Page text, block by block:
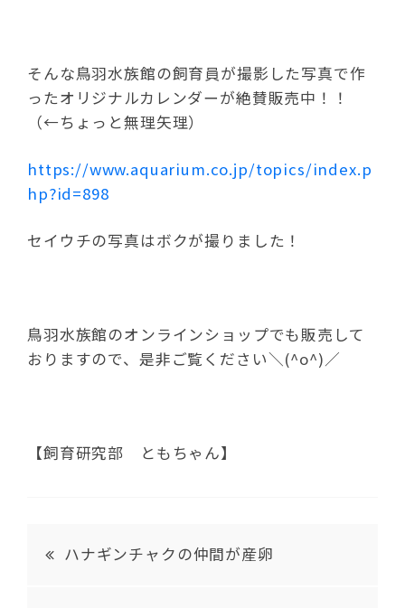
そんな鳥羽水族館の飼育員が撮影した写真で作
ったオリジナルカレンダーが絶賛販売中！！
（←ちょっと無理矢理）
https://www.aquarium.co.jp/topics/index.p
hp?id=898
セイウチの写真はボクが撮りました！
鳥羽水族館のオンラインショップでも販売して
おりますので、是非ご覧ください＼(^o^)／
【飼育研究部 ともちゃん】
ハナギンチャクの仲間が産卵